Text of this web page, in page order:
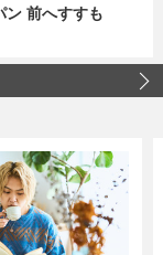
ン 前へすすも